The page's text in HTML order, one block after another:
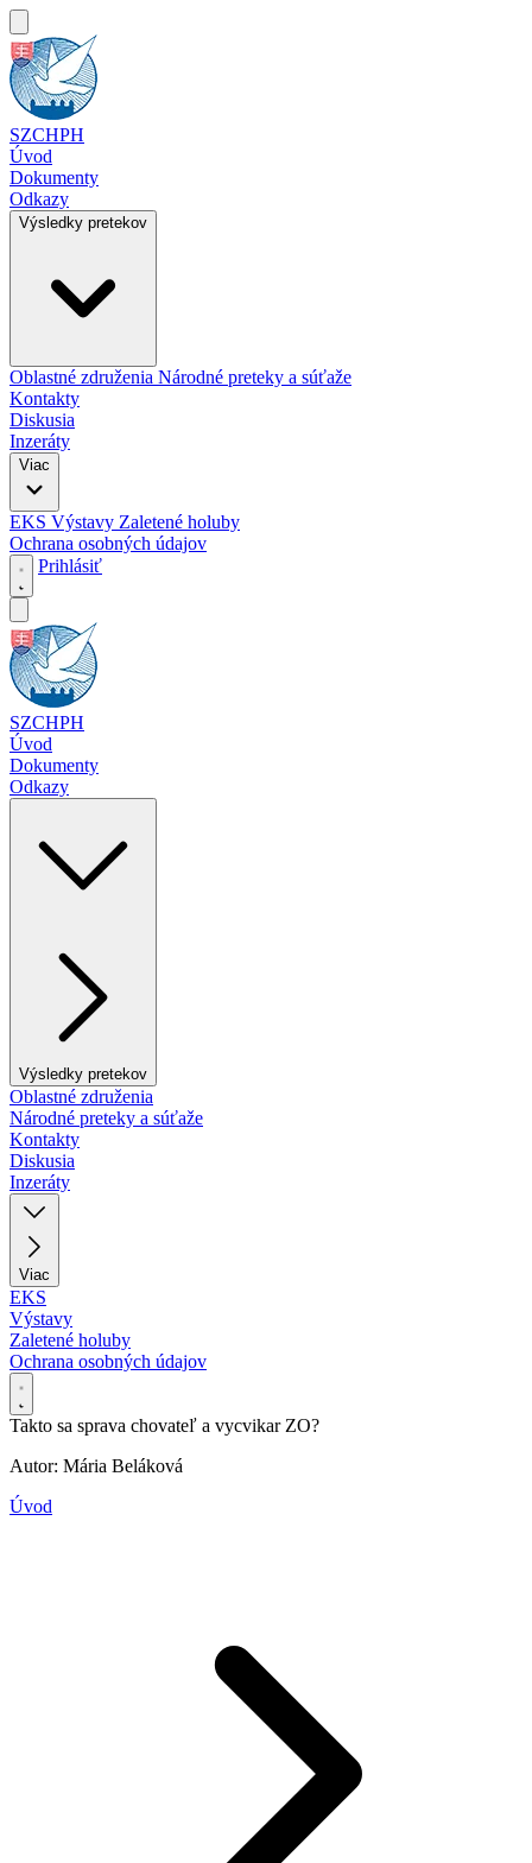
SZCHPH
Úvod
Dokumenty
Odkazy
Výsledky pretekov
Oblastné združenia Národné preteky a súťaže
Kontakty
Diskusia
Inzeráty
Viac
EKS Výstavy Zaletené holuby
Ochrana osobných údajov
Prihlásiť
SZCHPH
Úvod
Dokumenty
Odkazy
Výsledky pretekov
Oblastné združenia
Národné preteky a súťaže
Kontakty
Diskusia
Inzeráty
Viac
EKS
Výstavy
Zaletené holuby
Ochrana osobných údajov
Takto sa sprava chovateľ a vycvikar ZO?
Autor: Mária Beláková
Úvod